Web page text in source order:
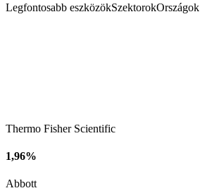
Legfontosabb eszközökSzektorokOrszágok
Thermo Fisher Scientific
1,96%
Abbott